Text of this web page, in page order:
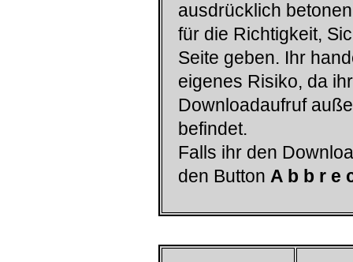
ausdrücklich
für die Richtigkeit,
Seite geben. Ihr
eigenes Risiko, da
Downloadaufruf
befindet.
Falls ihr den
den Button A b b r e